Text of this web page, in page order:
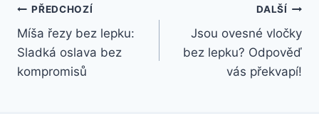
Navigace
pro
příspěvek
PŘEDCHOZÍ
Míša řezy bez lepku:
Sladká oslava bez
kompromisů
DALŠÍ
Jsou ovesné vločky
bez lepku? Odpověď
vás překvapí!